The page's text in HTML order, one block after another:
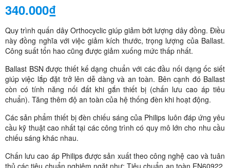
340.000₫
Quy trình quấn dây Orthocyclic giúp giảm bớt lượng dây đồng. Điều
này đồng nghĩa với việc giảm kích thước, trọng lượng của Ballast.
Công suất tổn hao cũng được giảm xuống mức thấp nhất.
Ballast BSN được thiết kế dạng chuẩn với các đầu nối dạng ốc siết
giúp việc lắp đặt trở lên dễ dàng và an toàn. Bên cạnh đó Ballast
còn có tính năng nối đất khi gắn thiết bị (chấn lưu cao áp tiêu
chuẩn). Tăng thêm độ an toàn của hệ thống đèn khi hoạt động.
Các sản phẩm thiết bị đèn chiếu sáng của Philips luôn đáp ứng yêu
cầu kỹ thuật cao nhất tại các công trình có quy mô lớn cho nhu cầu
chiếu sáng khác nhau.
Chấn lưu cao áp Philips được sản xuất theo công nghệ cao và tuân
thủ các tiêu chuẩn nghiêm ngặt như: Tiêu chuẩn an toàn EN60922.